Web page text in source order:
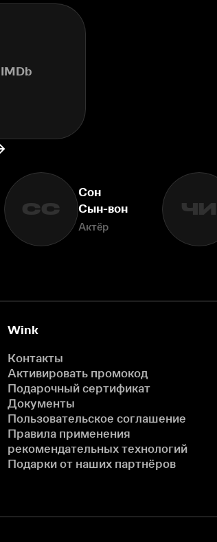
IMDb
СС
Сон
Сын-вон
Актёр
ЧИ
Wink
Контакты
Активировать промокод
Подарочный сертификат
Документы
Пользовательское соглашение
Правила применения
рекомендательных технологий
Подарки от наших партнёров